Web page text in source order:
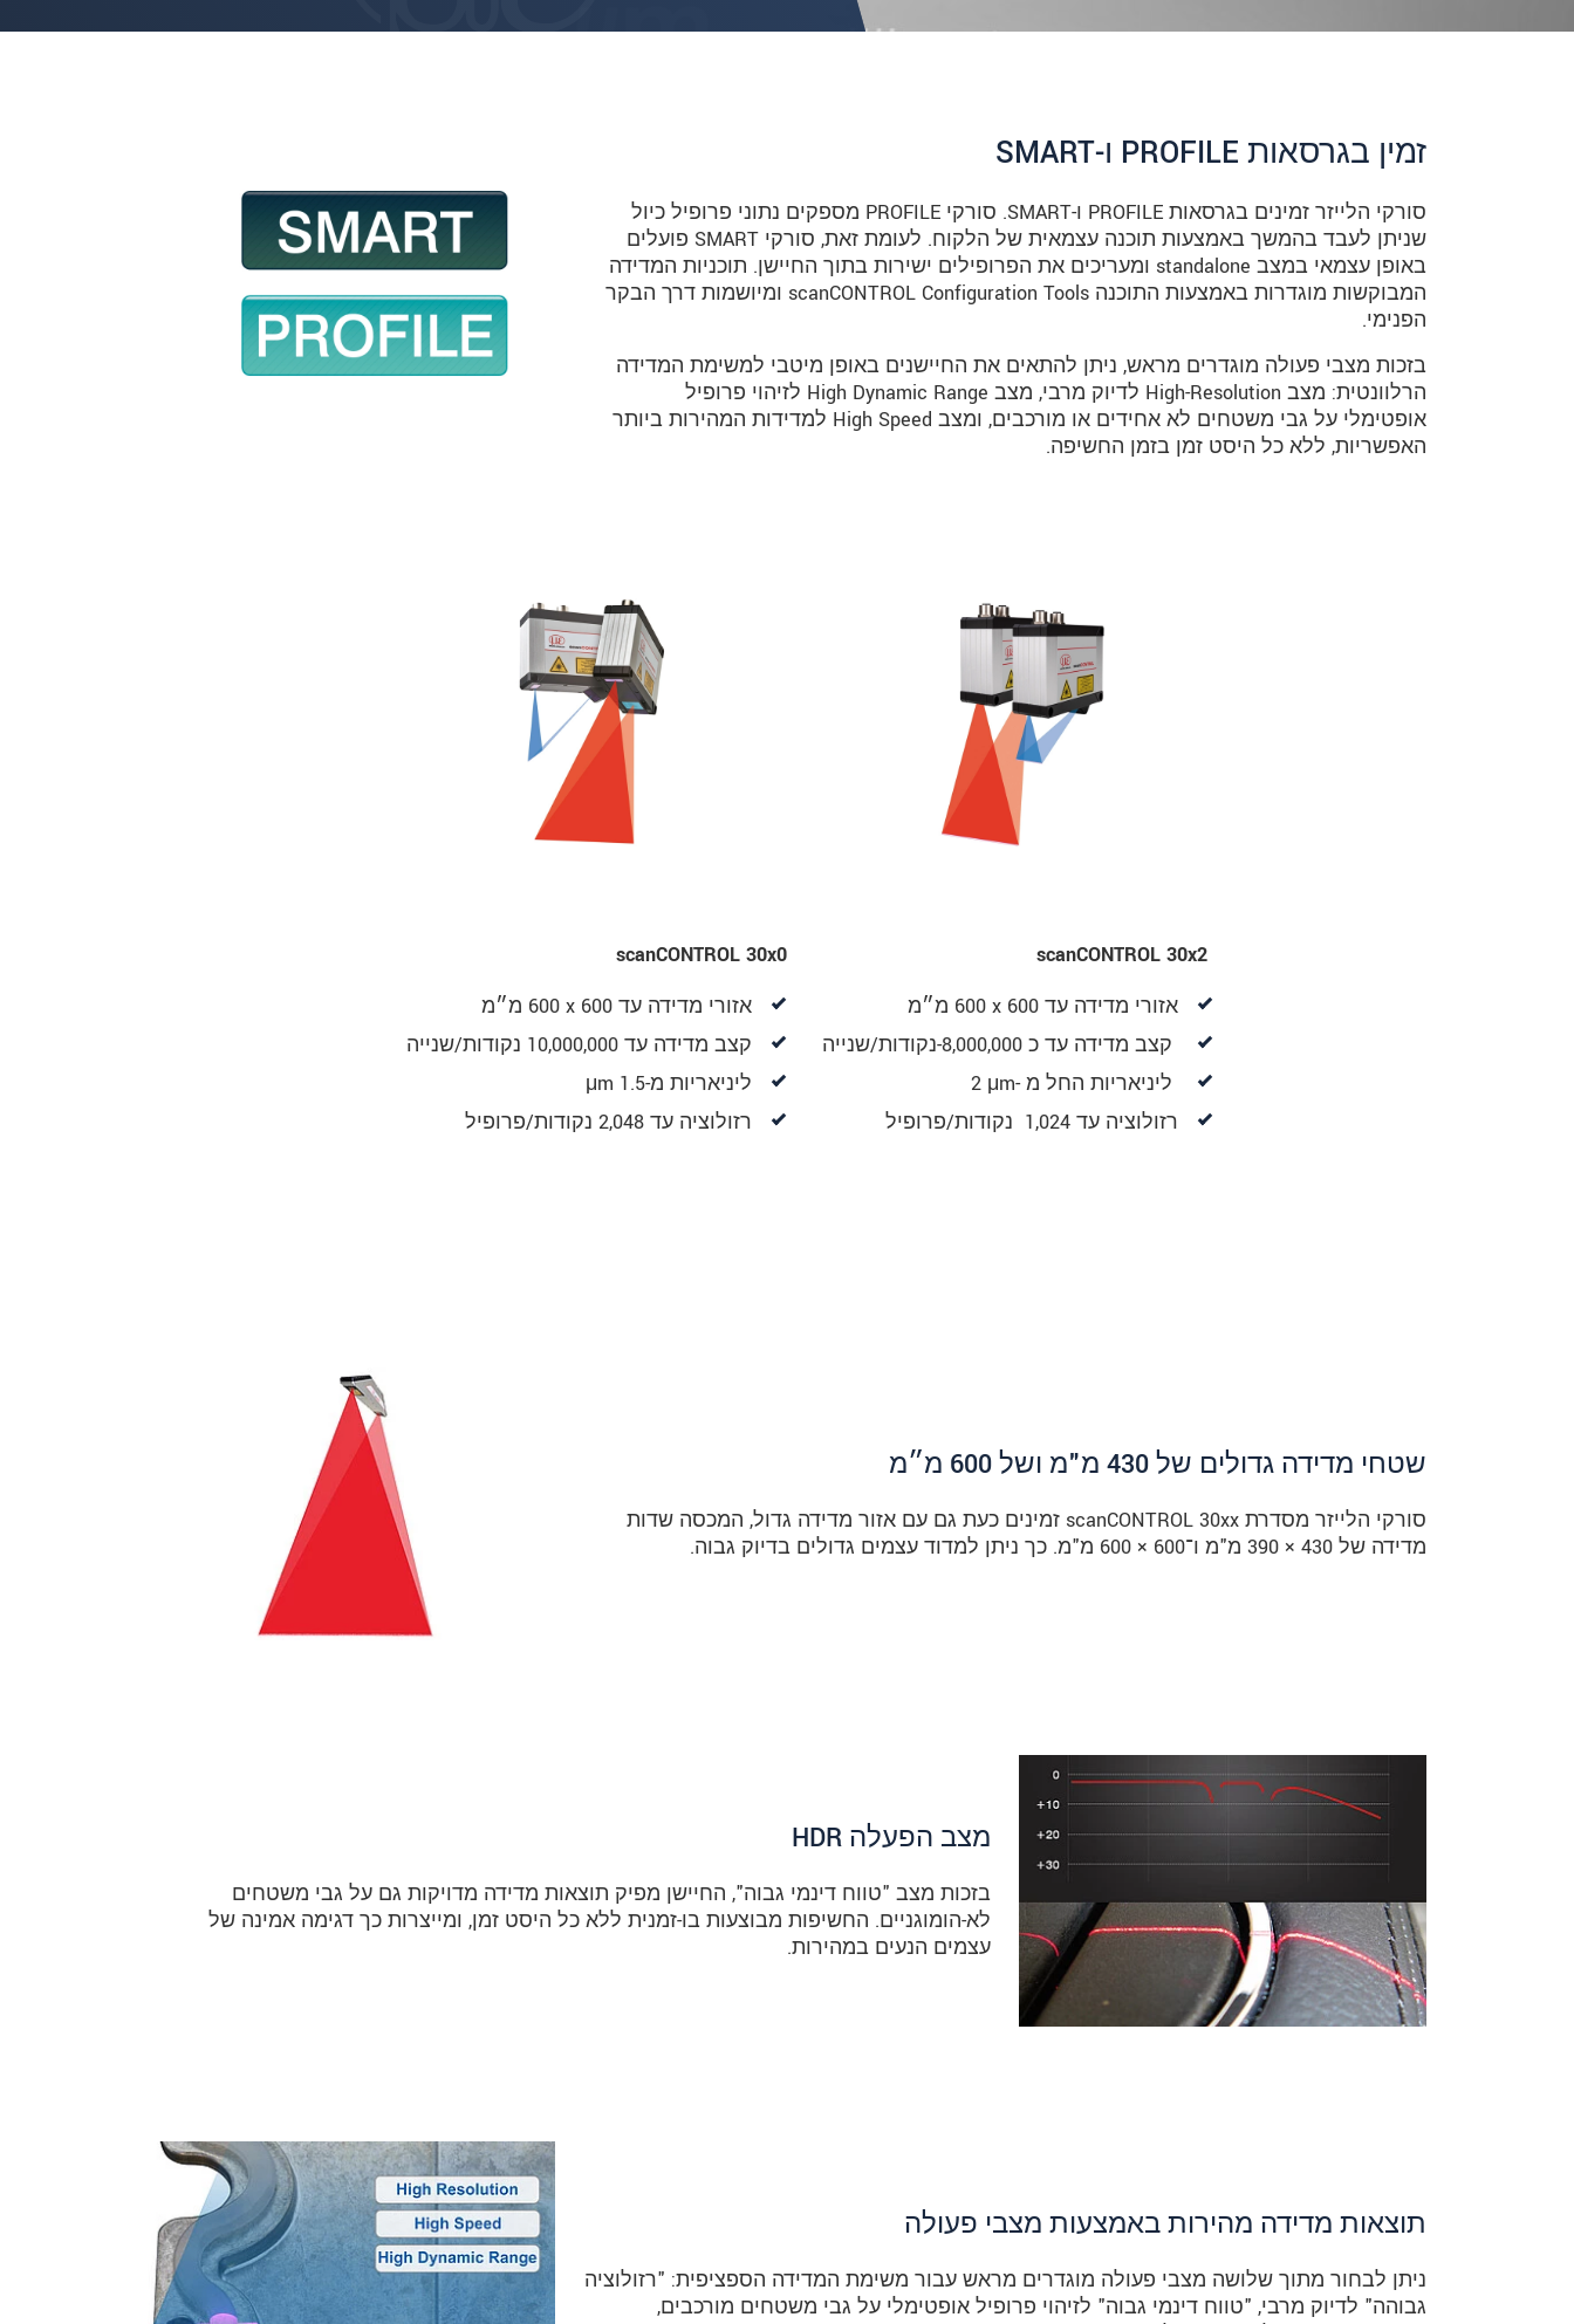
זמין‎ ‎בגרסאות‎ PROFILE ‎ו-SMART
סורקי הלייזר זמינים בגרסאות PROFILE ו-SMART. סורקי PROFILE מספקים נתוני פרופיל כיול
שניתן לעבד בהמשך באמצעות תוכנה עצמאית של הלקוח. לעומת זאת, סורקי SMART פועלים
באופן עצמאי במצב standalone ומעריכים את הפרופילים ישירות בתוך החיישן. תוכניות המדידה
המבוקשות מוגדרות באמצעות התוכנה scanCONTROL Configuration Tools ומיושמות דרך הבקר
הפנימי.‎
בזכות מצבי פעולה מוגדרים מראש, ניתן להתאים את החיישנים באופן מיטבי למשימת המדידה
הרלוונטית: מצב High-Resolution לדיוק מרבי, מצב High Dynamic Range לזיהוי פרופיל
אופטימלי על גבי משטחים לא אחידים או מורכבים, ומצב High Speed למדידות המהירות ביותר
האפשריות, ללא כל היסט זמן בזמן החשיפה.‎
scanCONTROL 30x2‎ ‎
אזורי‎ ‎מדידה‎ ‎עד‎ 600 x 600 ‎מ״מ
רזולוציה‎ ‎עד‎ 1,024 ‎ נקודות‎/‎פרופיל
scanCONTROL 30x0
אזורי‎ ‎מדידה‎ ‎עד‎ 600 x 600 ‎מ״מ
קצב‎ ‎מדידה‎ ‎עד 10,000,000 נקודות/שנייה
ליניאריות מ-1.5 μm
רזולוציה עד 2,048 נקודות‎/‎פרופיל
שטחי‎ ‎מדידה‎ ‎גדולים‎ ‎של ‎ 430מ"מ ‎ושל‎ 600 ‎מ״מ
סורקי הלייזר מסדרת scanCONTROL 30xx זמינים כעת גם עם אזור מדידה גדול, המכסה שדות
מדידה של 430 × 390 מ"מ ו־600 × 600 מ"מ. כך ניתן למדוד עצמים גדולים בדיוק גבוה.‎
מצב הפעלה HDR
בזכות מצב "טווח דינמי גבוה", החיישן מפיק תוצאות מדידה מדויקות גם על גבי משטחים
לא-הומוגניים. החשיפות מבוצעות בו-זמנית ללא כל היסט זמן, ומייצרות כך דגימה אמינה של
עצמים הנעים במהירות.
תוצאות מדידה מהירות באמצעות מצבי פעולה
ניתן לבחור מתוך שלושה מצבי פעולה מוגדרים מראש עבור משימת המדידה הספציפית: "רזולוציה
גבוהה" לדיוק מרבי, "טווח דינמי גבוה" לזיהוי פרופיל אופטימלי על גבי משטחים מורכבים,